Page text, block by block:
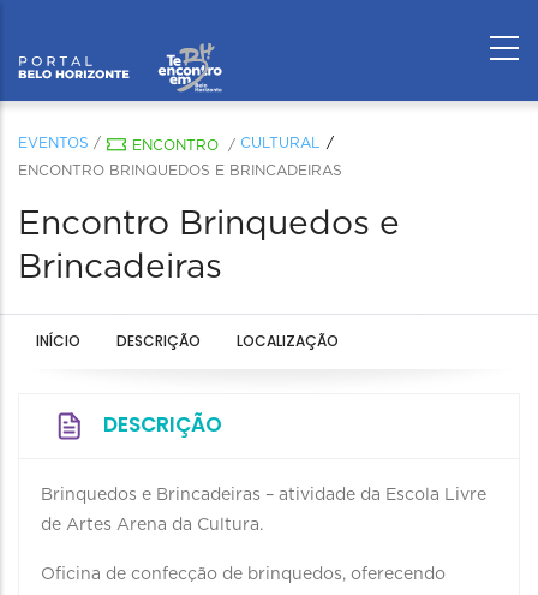
EVENTOS / ENCONTRO / CULTURAL
ENCONTRO BRINQUEDOS E BRINCADEIRAS
Encontro Brinquedos e
Brincadeiras
INÍCIO DESCRIÇÃO LOCALIZAÇÃO
DESCRIÇÃO
Brinquedos e Brincadeiras – atividade da Escola Livre
de Artes Arena da Cultura.
Oficina de confecção de brinquedos, oferecendo